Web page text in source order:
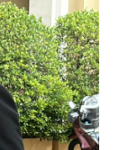
กภาคส่วน ที่ร่วม
ยนองค์ความรู้และ